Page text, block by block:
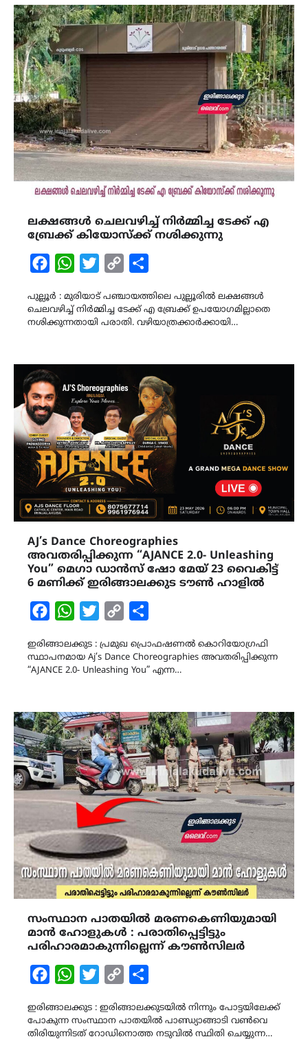
ലക്ഷങ്ങൾ ചെലവഴിച്ച് നിർമ്മിച്ച ടേക്ക് എ
ബ്രേക്ക് കിയോസ്‌ക്ക് നശിക്കുന്നു
FacebookWhatsAppTwitterCopy
പുല്ലൂർ : മുരിയാട് പഞ്ചായത്തിലെ പുല്ലൂരിൽ ലക്ഷങ്ങൾ
ചെലവഴിച്ച് നിർമ്മിച്ച ടേക്ക് എ ബ്രേക്ക് ഉപയോഗമില്ലാതെ
നശിക്കുന്നതായി പരാതി. വഴിയാത്രക്കാർക്കായി…
AJ’s Dance Choreographies
അവതരിപ്പിക്കുന്ന “AJANCE 2.0- Unleashing
You” മെഗാ ഡാൻസ് ഷോ മേയ് 23 വൈകിട്ട്
6 മണിക്ക് ഇരിങ്ങാലക്കുട ടൗൺ ഹാളിൽ
FacebookWhatsAppTwitterCopy
ഇരിങ്ങാലക്കുട : പ്രമുഖ പ്രൊഫഷണൽ കൊറിയോഗ്രഫി
സ്ഥാപനമായ Aj’s Dance Choreographies അവതരിപ്പിക്കുന്ന
“AJANCE 2.0- Unleashing You” എന്ന…
സംസ്ഥാന പാതയിൽ മരണകെണിയുമായി
മാൻ ഹോളുകൾ : പരാതിപ്പെട്ടിട്ടും
പരിഹാരമാകുന്നില്ലെന്ന് കൗൺസിലർ
FacebookWhatsAppTwitterCopy
ഇരിങ്ങാലക്കുട : ഇരിങ്ങാലക്കുടയിൽ നിന്നും പോട്ടയിലേക്ക്
പോകുന്ന സംസ്ഥാന പാതയിൽ പാണ്ഡ്യാങ്ങാടി വൺവെ
തിരിയുന്നിടത് റോഡിനൊത്ത നടുവിൽ സ്ഥിതി ചെയ്യുന്ന…